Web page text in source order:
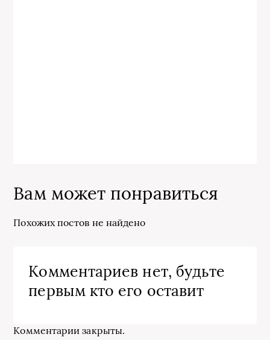
Вам может понравиться
Похожих постов не найдено
Комментариев нет, будьте
первым кто его оставит
Комментарии закрыты.